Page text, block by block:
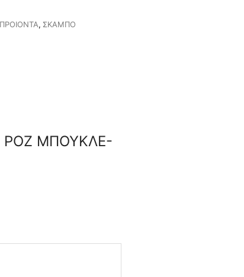
, ΣΚΑΜΠΟ
ΡΟΖ ΜΠΟΥΚΛΕ-